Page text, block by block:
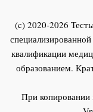
(c) 2020-2026
квалификации
образованием.
При копировании